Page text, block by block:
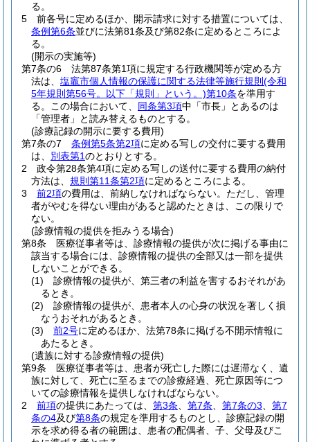
る。
5
前各号に定めるほか、開示請求に対する措置については、
条例第6条並びに法第81条及び第82条に定めるところによ
る。
(開示の実施等)
第7条の6
法第87条第1項に規定する行政機関等が定める方
法は、 塩竈市個人情報の保護に関する法律等施行規則 (令和
5年規則第56号。以下「規則」という。)第10条を準用す
る。
この場合において、 同条第3項中「市長」とあるのは
「管理者」と読み替えるものとする。
(診療記録の開示に要する費用)
第7条の7
条例第5条第2項に定める写しの交付に要する費用
は、 別表第1のとおりとする。
2
政令第28条第4項に定める写しの送付に要する費用の納付
方法は、 規則第11条第2項に定めるところによる。
3
前2項の費用は、前納しなければならない。 ただし、管理
者がやむを得ない理由があると認めたときは、この限りで
ない。
(診療情報の提供を拒みうる場合)
第8条
医療従事者等は、診療情報の提供が次に掲げる事由に
該当する場合には、診療情報の提供の全部又は一部を提供
しないことができる。
(1)
診療情報の提供が、第三者の利益を害するおそれがあ
るとき。
(2)
診療情報の提供が、患者本人の心身の状況を著しく損
なうおそれがあるとき。
(3)
前2号に定めるほか、法第78条に掲げる不開示情報に
あたるとき。
(遺族に対する診療情報の提供)
第9条
医療従事者等は、患者が死亡した際には遅滞なく、遺
族に対して、死亡に至るまでの診療経過、死亡原因等につ
いての診療情報を提供しなければならない。
2
前項の提供にあたっては、 第3条 第7条 第7条の3
第7
条の4及び第8条の規定を準用するものとし、診療記録の開
示を求め得る者の範囲は、患者の配偶者、子、父母及びこ